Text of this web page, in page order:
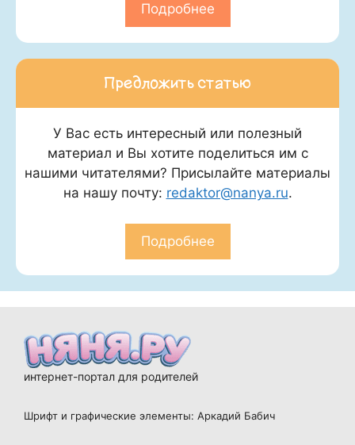
Подробнее
Предложить статью
У Вас есть интересный или полезный
материал и Вы хотите поделиться им с
нашими читателями? Присылайте материалы
на нашу почту: redaktor@nanya.ru.
Подробнее
интернет-портал для родителей
Шрифт и графические элементы: Аркадий Бабич